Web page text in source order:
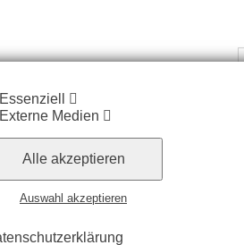
Essenziell
Externe Medien
Alle akzeptieren
Auswahl akzeptieren